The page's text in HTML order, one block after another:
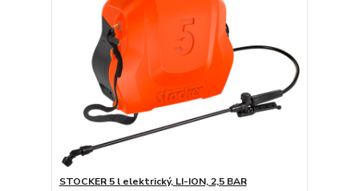
STOCKER 5 l elektrický, LI-ION, 2,5 BAR